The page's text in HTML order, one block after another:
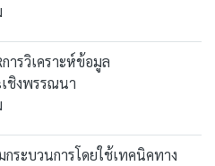
ารวิเคราะห์ข้อมูล
เชิงพรรณนา
ระบวนการโดยใช้เทคนิคทาง